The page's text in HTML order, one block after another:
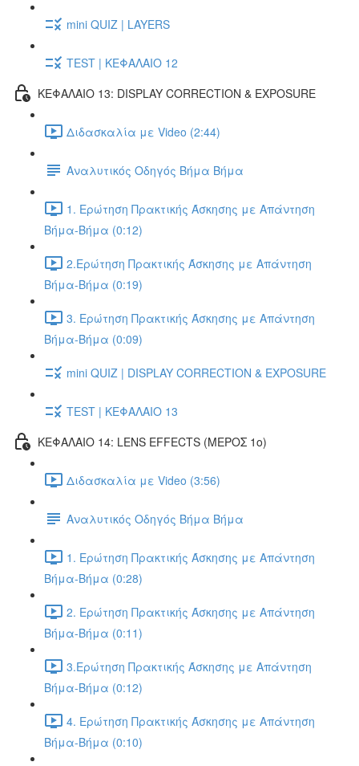
mini QUIZ | LAYERS
TEST | ΚΕΦΑΛΑΙΟ 12
ΚΕΦΑΛΑΙΟ 13: DISPLAY CORRECTION & EXPOSURE
Διδασκαλία με Video (2:44)
Αναλυτικός Οδηγός Βήμα Βήμα
1. Ερώτηση Πρακτικής Άσκησης με Απάντηση
Βήμα-Βήμα (0:12)
2.Ερώτηση Πρακτικής Άσκησης με Απάντηση
Βήμα-Βήμα (0:19)
3. Ερώτηση Πρακτικής Άσκησης με Απάντηση
Βήμα-Βήμα (0:09)
mini QUIZ | DISPLAY CORRECTION & EXPOSURE
TEST | ΚΕΦΑΛΑΙΟ 13
ΚΕΦΑΛΑΙΟ 14: LENS EFFECTS (ΜΕΡΟΣ 1ο)
Διδασκαλία με Video (3:56)
Αναλυτικός Οδηγός Βήμα Βήμα
1. Ερώτηση Πρακτικής Άσκησης με Απάντηση
Βήμα-Βήμα (0:28)
2. Ερώτηση Πρακτικής Άσκησης με Απάντηση
Βήμα-Βήμα (0:11)
3.Ερώτηση Πρακτικής Άσκησης με Απάντηση
Βήμα-Βήμα (0:12)
4. Ερώτηση Πρακτικής Άσκησης με Απάντηση
Βήμα-Βήμα (0:10)